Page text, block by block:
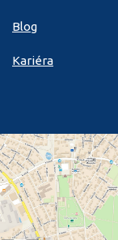
Blog
Kariéra